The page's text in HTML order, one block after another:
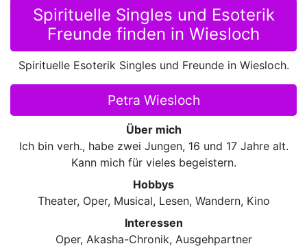
Spirituelle Singles und Esoterik
Freunde finden in Wiesloch
Spirituelle Esoterik Singles und Freunde in Wiesloch.
Petra Wiesloch
Über mich
Ich bin verh., habe zwei Jungen, 16 und 17 Jahre alt.
Kann mich für vieles begeistern.
Hobbys
Theater, Oper, Musical, Lesen, Wandern, Kino
Interessen
Oper, Akasha-Chronik, Ausgehpartner